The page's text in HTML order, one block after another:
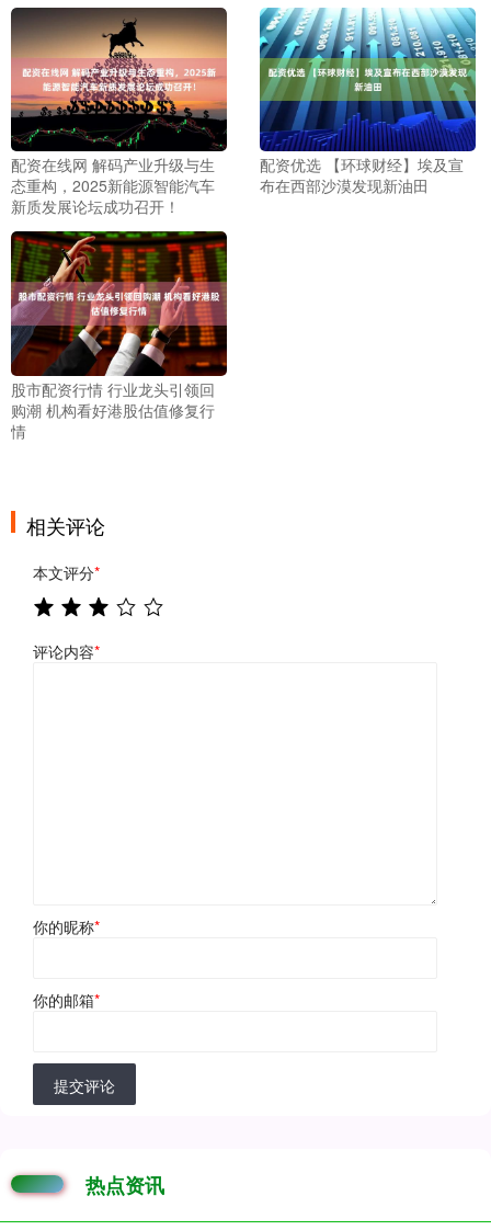
配资在线网 解码产业升级与生
态重构，2025新能源智能汽车
新质发展论坛成功召开！
配资优选 【环球财经】埃及宣
布在西部沙漠发现新油田
股市配资行情 行业龙头引领回
购潮 机构看好港股估值修复行
情
相关评论
本文评分*
评论内容*
你的昵称*
你的邮箱*
提交评论
热点资讯